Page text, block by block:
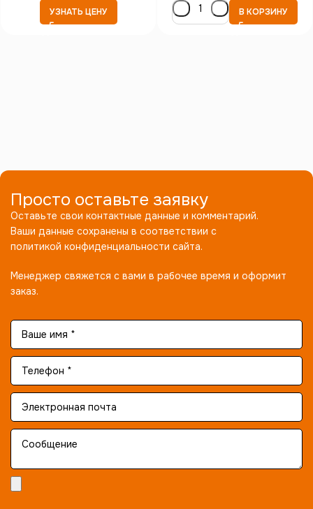
УЗНАТЬ ЦЕНУ В КОРЗИНУ
Просто оставьте заявку
Оставьте свои контактные данные и комментарий.
Ваши данные сохранены в соответствии с
политикой конфиденциальности сайта.
Менеджер свяжется с вами в рабочее время и оформит
заказ.